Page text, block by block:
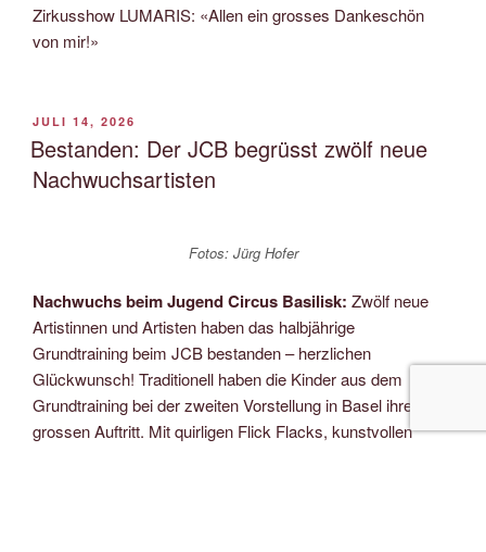
Zirkusshow LUMARIS: «Allen ein grosses Dankeschön
von mir!»
VERÖFFENTLICHT
AM
JULI 14, 2026
Bestanden: Der JCB begrüsst zwölf neue
Nachwuchsartisten
Fotos: Jürg Hofer
Nachwuchs beim Jugend Circus Basilisk: Zwölf neue
Artistinnen und Artisten haben das halbjährige
Grundtraining beim JCB bestanden – herzlichen
Glückwunsch! Traditionell haben die Kinder aus dem
Grundtraining bei der zweiten Vorstellung in Basel ihren
grossen Auftritt. Mit quirligen Flick Flacks, kunstvollen